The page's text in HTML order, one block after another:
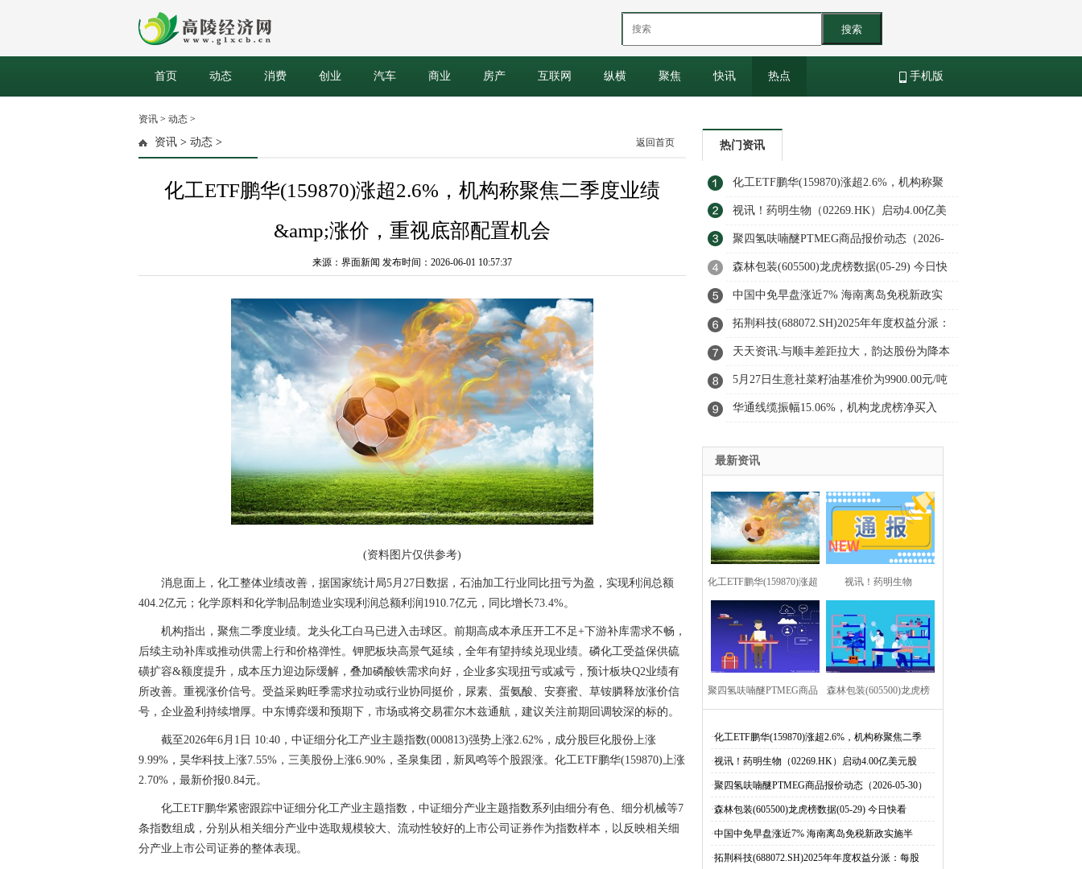
搜索
首页 动态 消费 创业 汽车 商业 房产 互联网 纵横 聚焦 快讯 热点 手机版
资讯 > 动态 >
资讯 > 动态 > 返回首页
化工ETF鹏华(159870)涨超2.6%，机构称聚焦二季度业绩
&amp;涨价，重视底部配置机会
来源：界面新闻 发布时间：2026-06-01 10:57:37
(资料图片仅供参考)
消息面上，化工整体业绩改善，据国家统计局5月27日数据，石油加工行业同比扭亏为盈，实现利润总额
404.2亿元；化学原料和化学制品制造业实现利润总额利润1910.7亿元，同比增长73.4%。
机构指出，聚焦二季度业绩。龙头化工白马已进入击球区。前期高成本承压开工不足+下游补库需求不畅，
后续主动补库或推动供需上行和价格弹性。钾肥板块高景气延续，全年有望持续兑现业绩。磷化工受益保供硫
磺扩容&额度提升，成本压力迎边际缓解，叠加磷酸铁需求向好，企业多实现扭亏或减亏，预计板块Q2业绩有
所改善。重视涨价信号。受益采购旺季需求拉动或行业协同挺价，尿素、蛋氨酸、安赛蜜、草铵膦释放涨价信
号，企业盈利持续增厚。中东博弈缓和预期下，市场或将交易霍尔木兹通航，建议关注前期回调较深的标的。
截至2026年6月1日 10:40，中证细分化工产业主题指数(000813)强势上涨2.62%，成分股巨化股份上涨
9.99%，昊华科技上涨7.55%，三美股份上涨6.90%，圣泉集团，新凤鸣等个股跟涨。化工ETF鹏华(159870)上涨
2.70%，最新价报0.84元。
化工ETF鹏华紧密跟踪中证细分化工产业主题指数，中证细分产业主题指数系列由细分有色、细分机械等7
条指数组成，分别从相关细分产业中选取规模较大、流动性较好的上市公司证券作为指数样本，以反映相关细
分产业上市公司证券的整体表现。
热门资讯
化工ETF鹏华(159870)涨超2.6%，机构称聚
焦二季度业绩&涨价，重视底部配置机会
视讯！药明生物（02269.HK）启动4.00亿美
元股份回购计划
聚四氢呋喃醚PTMEG商品报价动态（2026-
05-30） 百事通
森林包装(605500)龙虎榜数据(05-29) 今日快
看
中国中免早盘涨近7% 海南离岛免税新政实
施半年购物金额增长22.60%_今日快讯
拓荆科技(688072.SH)2025年年度权益分派：
每股派利0.33元-快消息
天天资讯:与顺丰差距拉大，韵达股份为降本
三年减员超3000人，董事长年薪却超300万
元
5月27日生意社菜籽油基准价为9900.00元/吨
华通线缆振幅15.06%，机构龙虎榜净买入
最新资讯
化工ETF鹏华(159870)涨超
2.6%，机构称聚焦二季度
业绩&涨价，重视底部配
置机会
视讯！药明生物
（02269.HK）启动4.00亿
美元股份回购计划
聚四氢呋喃醚PTMEG商品
百事通
森林包装(605500)龙虎榜
·化工ETF鹏华(159870)涨超2.6%，机构称聚焦二季
·视讯！药明生物（02269.HK）启动4.00亿美元股
·聚四氢呋喃醚PTMEG商品报价动态（2026-05-30）
·森林包装(605500)龙虎榜数据(05-29) 今日快看
·中国中免早盘涨近7% 海南离岛免税新政实施半
·拓荆科技(688072.SH)2025年年度权益分派：每股